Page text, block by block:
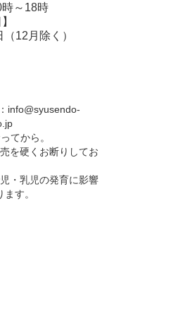
時～18時
12月除く）
info@syusendo-
てから。
を硬くお断りしてお
・乳児の発育に影響
す。